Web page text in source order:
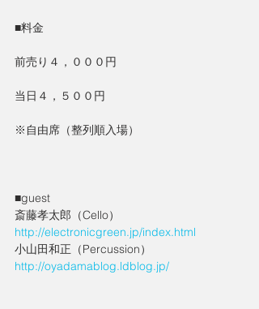
■料金
前売り４，０００円
当日４，５００円
※自由席（整列順入場）
■guest
斎藤孝太郎（Cello）
http://electronicgreen.jp/index.html
小山田和正（Percussion）
http://oyadamablog.ldblog.jp/